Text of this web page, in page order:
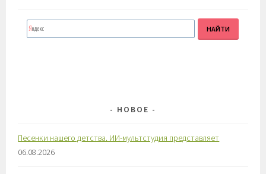
НОВОЕ
Песенки нашего детства. ИИ-мультстудия представляет
06.08.2026